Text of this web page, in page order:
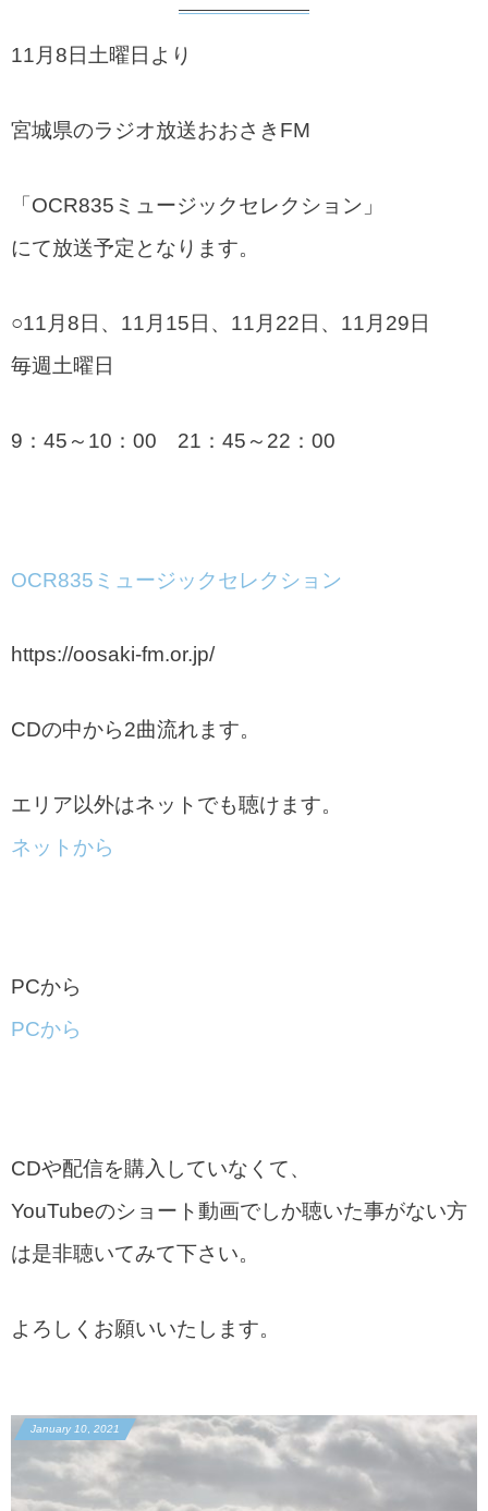
11月8日土曜日より
宮城県のラジオ放送おおさきFM
「OCR835ミュージックセレクション」
にて放送予定となります。
○11月8日、11月15日、11月22日、11月29日
毎週土曜日
9：45～10：00 21：45～22：00
OCR835ミュージックセレクション
https://oosaki-fm.or.jp/
CDの中から2曲流れます。
エリア以外はネットでも聴けます。
ネットから
PCから
PCから
CDや配信を購入していなくて、
YouTubeのショート動画でしか聴いた事がない方
は是非聴いてみて下さい。
よろしくお願いいたします。
January 10 2021